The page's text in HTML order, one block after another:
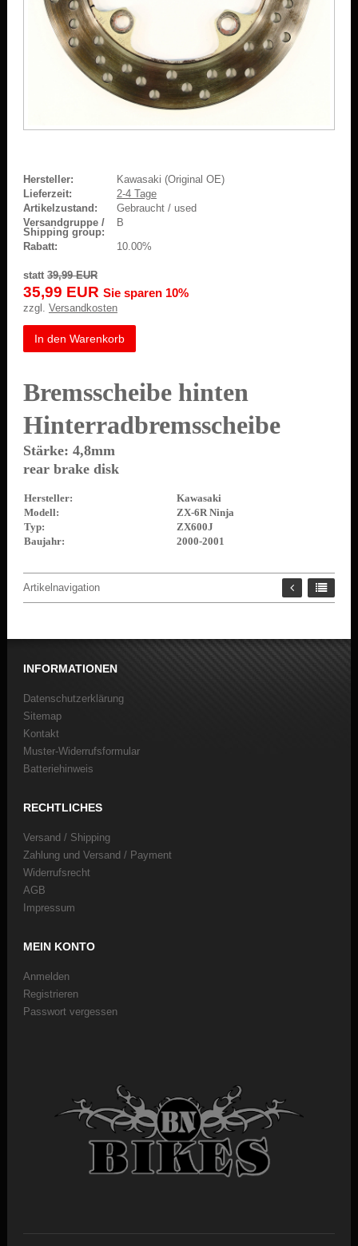
Hersteller:
Kawasaki (Original OE)
Lieferzeit:
2-4 Tage
Artikelzustand:
Gebraucht / used
Versandgruppe /
Shipping group:
B
Rabatt:
10.00%
statt 39,99 EUR
35,99 EUR Sie sparen 10%
zzgl. Versandkosten
In den Warenkorb
Bremsscheibe hinten
Hinterradbremsscheibe
Stärke: 4,8mm
rear brake disk
Hersteller:
Kawasaki
Modell:
ZX-6R Ninja
Typ:
ZX600J
Baujahr:
2000-2001
Artikelnavigation
INFORMATIONEN
Datenschutzerklärung
Sitemap
Kontakt
Muster-Widerrufsformular
Batteriehinweis
RECHTLICHES
Versand / Shipping
Zahlung und Versand / Payment
Widerrufsrecht
AGB
Impressum
MEIN KONTO
Anmelden
Registrieren
Passwort vergessen